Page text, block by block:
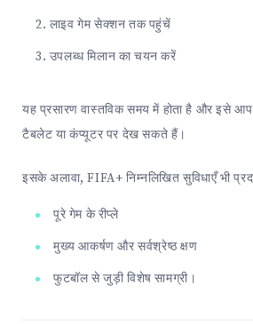
लाइव गेम सेक्शन तक पहुंचें
उपलब्ध मिलान का चयन करें
यह प्रसारण वास्तविक समय में होता है और इसे
टैबलेट या कंप्यूटर पर देख सकते हैं।
इसके अलावा, FIFA+ निम्नलिखित सुविधाएँ भी
पूरे गेम के रीप्ले
मुख्य आकर्षण और सर्वश्रेष्ठ क्षण
फुटबॉल से जुड़ी विशेष सामग्री।